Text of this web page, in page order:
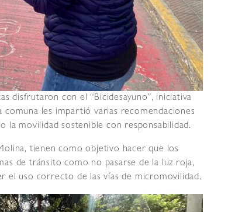
disfrutaron con el “Bicidesayuno”, iniciativa
les impartió varias recomendaciones
la movilidad sostenible con responsabilidad.
tienen como objetivo hacer que los
de tránsito como no pasarse de la luz roja,
el uso correcto de las vías de micromovilidad.